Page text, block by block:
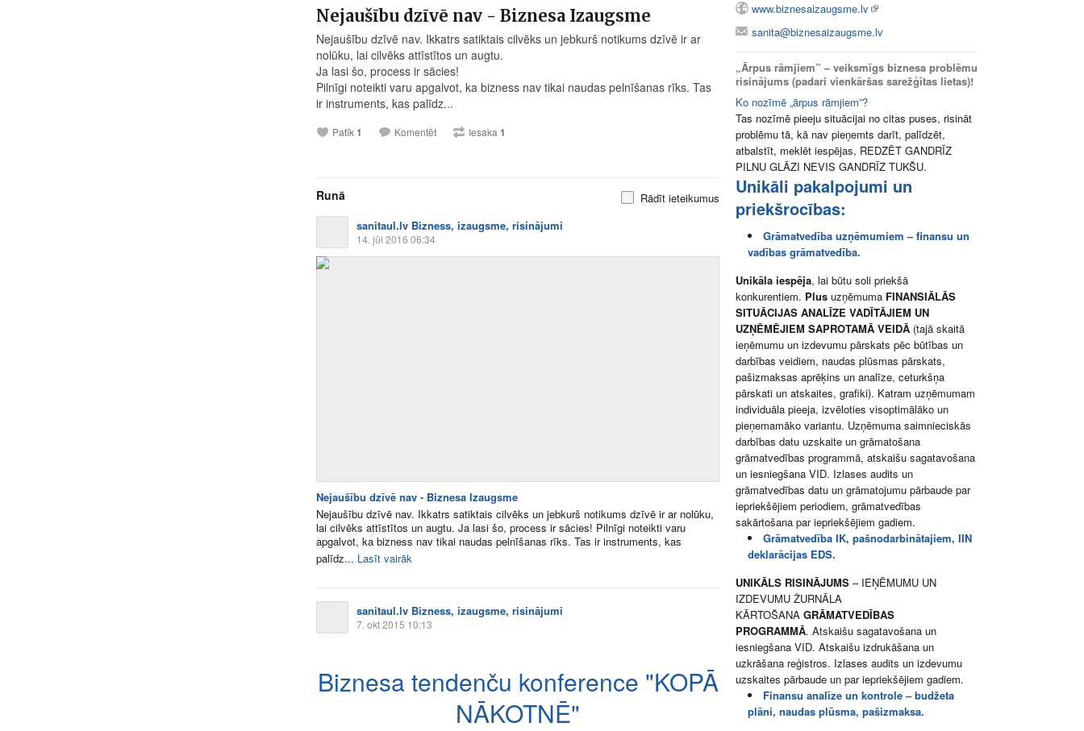
Nejaušību dzīvē nav - Biznesa Izaugsme
Nejaušību dzīvē nav. Ikkatrs satiktais cilvēks un jebkurš notikums dzīvē ir ar
nolūku, lai cilvēks attīstītos un augtu.
Ja lasi šo, process ir sācies!
Pilnīgi noteikti varu apgalvot, ka bizness nav tikai naudas pelnīšanas rīks. Tas
ir instruments, kas palīdz...
Patīk1 Komentēt Iesaka 1
Runā
Rādīt ieteikumus
sanitaul.lv Bizness, izaugsme, risinājumi
14. jūl 2016 06:34
Nejaušību dzīvē nav - Biznesa Izaugsme
Nejaušību dzīvē nav. Ikkatrs satiktais cilvēks un jebkurš notikums dzīvē ir ar nolūku,
lai cilvēks attīstītos un augtu. Ja lasi šo, process ir sācies! Pilnīgi noteikti varu
apgalvot, ka bizness nav tikai naudas pelnīšanas rīks. Tas ir instruments, kas
palīdz... Lasīt vairāk
sanitaul.lv Bizness, izaugsme, risinājumi
7. okt 2015 10:13
Biznesa tendenču konference "KOPĀ
NĀKOTNĒ"
www.biznesaizaugsme.lv
sanita@biznesaizaugsme.lv
„Ārpus rāmjiem” – veiksmīgs biznesa problēmu
risinājums (padari vienkāršas sarežģītas lietas)!
Ko nozīmē „ārpus rāmjiem”?
Tas nozīmē pieeju situācijai no citas puses, risināt
problēmu tā, kā nav pieņemts darīt, palīdzēt,
atbalstīt, meklēt iespējas, REDZĒT GANDRĪZ
PILNU GLĀZI NEVIS GANDRĪZ TUKŠU.
Unikāli pakalpojumi un
priekšrocības:
Grāmatvedība uzņēmumiem – finansu un
vadības grāmatvedība.
Unikāla iespēja, lai būtu soli priekšā
konkurentiem. Plus uzņēmuma FINANSIĀLĀS
SITUĀCIJAS ANALĪZE VADĪTĀJIEM UN
UZŅĒMĒJIEM SAPROTAMĀ VEIDĀ (tajā skaitā
ieņēmumu un izdevumu pārskats pēc būtības un
darbības veidiem, naudas plūsmas pārskats,
pašizmaksas aprēķins un analīze, ceturkšņa
pārskati un atskaites, grafiki). Katram uzņēmumam
individuāla pieeja, izvēloties visoptimālāko un
pieņemamāko variantu. Uzņēmuma saimnieciskās
darbības datu uzskaite un grāmatošana
grāmatvedības programmā, atskaišu sagatavošana
un iesniegšana VID. Izlases audits un
grāmatvedības datu un grāmatojumu pārbaude par
iepriekšējiem periodiem, grāmatvedības
sakārtošana par iepriekšējiem gadiem.
Grāmatvedība IK, pašnodarbinātajiem, IIN
deklarācijas EDS.
UNIKĀLS RISINĀJUMS – IEŅĒMUMU UN
IZDEVUMU ŽURNĀLA
KĀRTOŠANA GRĀMATVEDĪBAS
PROGRAMMĀ. Atskaišu sagatavošana un
iesniegšana VID. Atskaišu izdrukāšana un
uzkrāšana reģistros. Izlases audits un izdevumu
uzskaites pārbaude un par iepriekšējiem gadiem.
Finansu analīze un kontrole – budžeta
plāni, naudas plūsma, pašizmaksa.